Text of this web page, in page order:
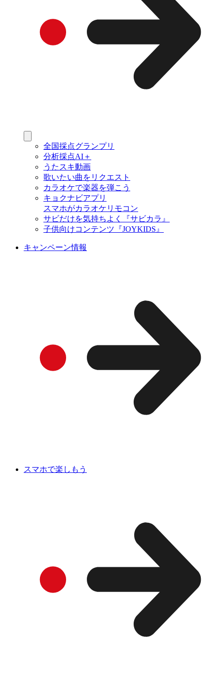
全国採点グランプリ
分析採点AI＋
うたスキ動画
歌いたい曲をリクエスト
カラオケで楽器を弾こう
キョクナビアプリ
スマホがカラオケリモコン
サビだけを気持ちよく『サビカラ』
子供向けコンテンツ『JOYKIDS』
キャンペーン情報
スマホで楽しもう